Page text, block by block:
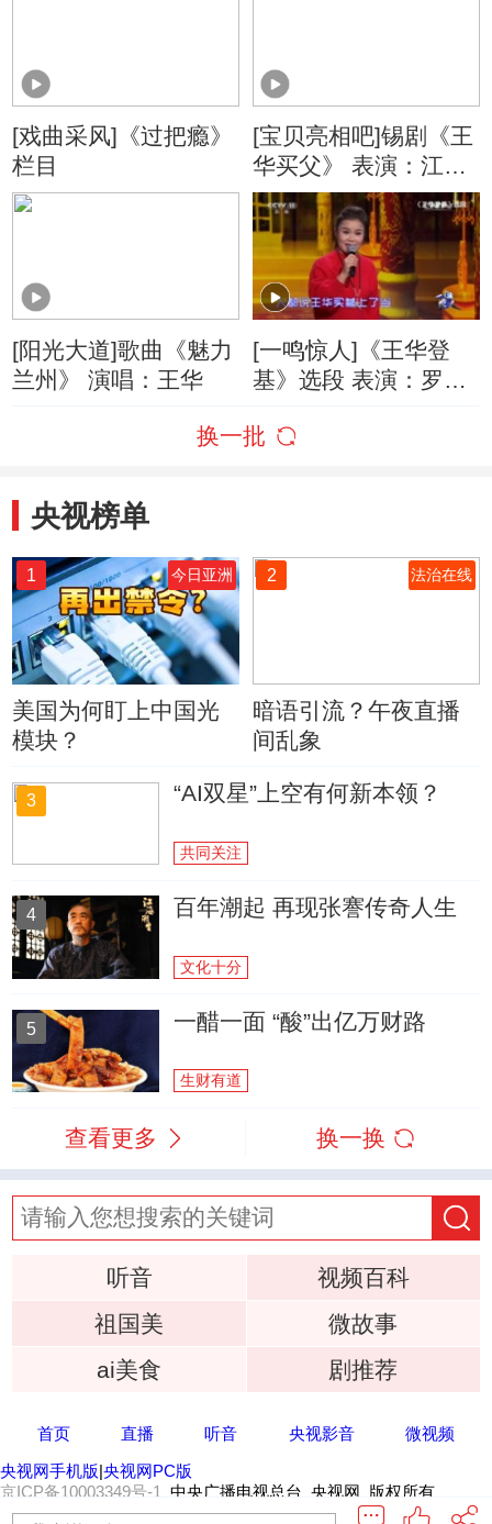
[戏曲采风]《过把瘾》
栏目
[宝贝亮相吧]锡剧《王
华买父》 表演：江阴
市峭岐实验小学
[阳光大道]歌曲《魅力
兰州》 演唱：王华
[一鸣惊人]《王华登
基》选段 表演：罗爱
换一批
央视榜单
1 今日亚洲
美国为何盯上中国光
模块？
2 法治在线
暗语引流？午夜直播
间乱象
3 “AI双星”上空有何新本领？
共同关注
4 百年潮起 再现张謇传奇人生
文化十分
5 一醋一面 “酸”出亿万财路
生财有道
查看更多 换一换
听音
视频百科
祖国美
微故事
ai美食
剧推荐
首页 直播 听音 央视影音
微视频
央视网手机版|央视网PC版
京ICP备10003349号-1
中央广播电视总台 央视网 版权所有